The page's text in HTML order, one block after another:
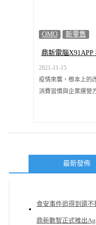
OMO 新零售
鼎新電腦X91APP
整合路徑 實現品
2021-11-15
疫情來襲，根本上的
消費習慣與企業運營
察會員需求，提供有
驗，更快的建構品牌
最新發佈
食安事件追得到還
變
鼎新數智正式推出